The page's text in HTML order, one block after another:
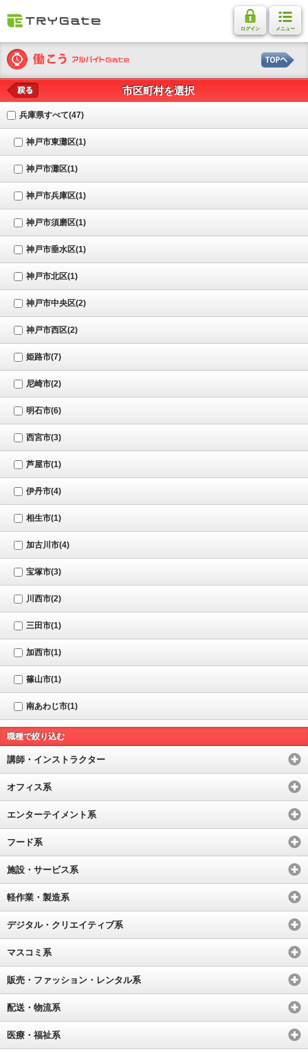
ログイン メニュー
戻る 市区町村を選択
兵庫県すべて(47)
神戸市東灘区(1)
神戸市灘区(1)
神戸市兵庫区(1)
神戸市須磨区(1)
神戸市垂水区(1)
神戸市北区(1)
神戸市中央区(2)
神戸市西区(2)
姫路市(7)
尼崎市(2)
明石市(6)
西宮市(3)
芦屋市(1)
伊丹市(4)
相生市(1)
加古川市(4)
宝塚市(3)
川西市(2)
三田市(1)
加西市(1)
篠山市(1)
南あわじ市(1)
職種で絞り込む
講師・インストラクター
オフィス系
エンターテイメント系
フード系
施設・サービス系
軽作業・製造系
デジタル・クリエイティブ系
マスコミ系
販売・ファッション・レンタル系
配送・物流系
医療・福祉系